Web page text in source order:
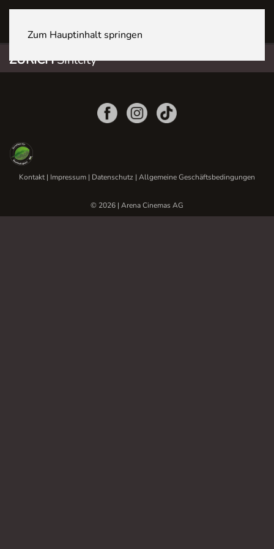
Zum Hauptinhalt springen
ZÜRICHSihlcity
Kontakt| Impressum | Datenschutz | Allgemeine Geschäftsbedingungen
© 2026 | Arena Cinemas AG